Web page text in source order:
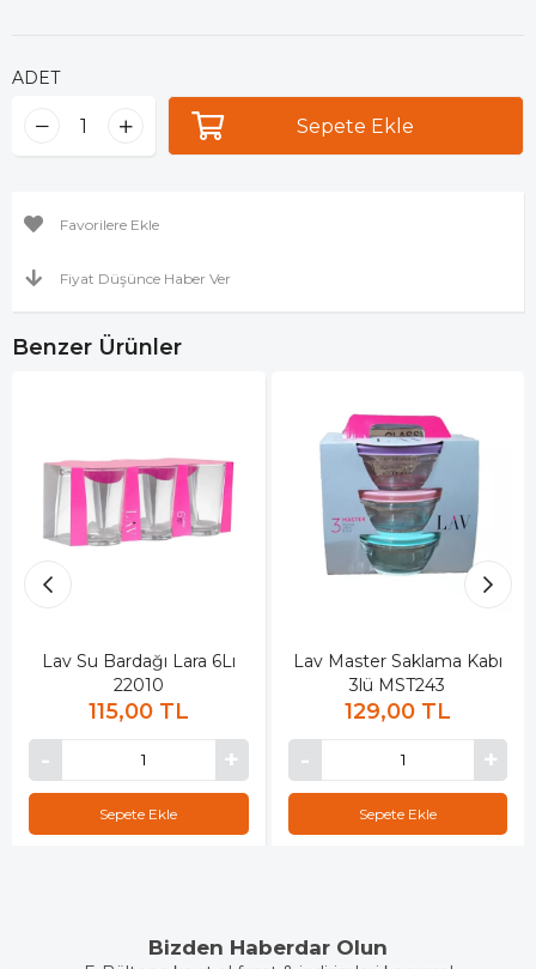
ADET
Favorilere Ekle
Fiyat Düşünce Haber Ver
Benzer Ürünler
Lav Su Bardağı Lara 6Lı
22010
115,00 TL
Sepete Ekle
Lav Master Saklama Kabı
3lü MST243
129,00 TL
Sepete Ekle
Bizden Haberdar Olun